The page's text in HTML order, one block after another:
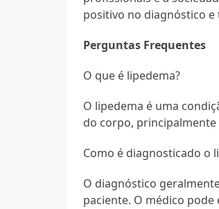
positivo no diagnóstico
Perguntas Frequentes
O que é lipedema?
O lipedema é uma
do corpo,
Como é diagnosticado o
O diagnóstico
paciente. O médico